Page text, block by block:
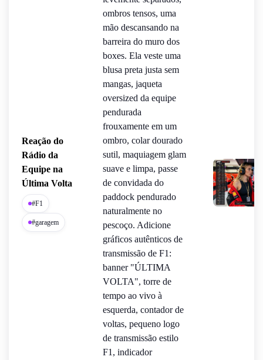
Reação do
Rádio da
Equipe na
Última Volta
#F1
#garagem
ombros tensos, uma
mão descansando na
barreira do muro dos
boxes. Ela veste uma
blusa preta justa sem
mangas, jaqueta
oversized da equipe
pendurada
frouxamente em um
ombro, colar dourado
sutil, maquiagem glam
suave e limpa, passe
de convidada do
paddock pendurado
naturalmente no
pescoço. Adicione
gráficos autênticos de
transmissão de F1:
banner "ÚLTIMA
VOLTA", torre de
tempo ao vivo à
esquerda, contador de
voltas, pequeno logo
de transmissão estilo
F1, indicador